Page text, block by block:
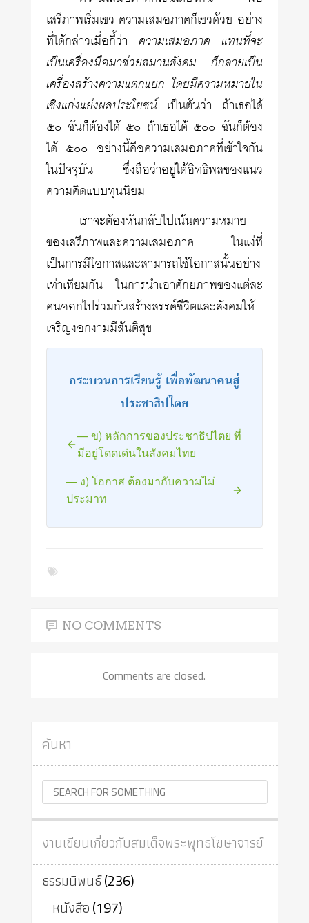
เสรีภาพเริ่มเขว ความเสมอภาคก็เขวด้วย อย่าง
ที่ได้กล่าวเมื่อกี้ว่า ความเสมอภาค แทนที่จะ
เป็นเครื่องมือมาช่วยสมานสังคม ก็กลายเป็น
เครื่องสร้างความแตกแยก โดยมีความหมายใน
เชิงแก่งแย่งผลประโยชน์เป็นต้นว่า ถ้าเธอได้
๕๐ ฉันก็ต้องได้ ๕๐ ถ้าเธอได้ ๕๐๐ ฉันก็ต้อง
ได้ ๕๐๐ อย่างนี้คือความเสมอภาคที่เข้าใจกัน
ในปัจจุบัน ซึ่งถือว่าอยู่ใต้อิทธิพลของแนว
ความคิดแบบทุนนิยม
เราจะต้องหันกลับไปเน้นความหมาย
ของเสรีภาพและความเสมอภาค ในแง่ที่
เป็นการมีโอกาสและสามารถใช้โอกาสนั้นอย่าง
เท่าเทียมกัน ในการนำเอาศักยภาพของแต่ละ
คนออกไปร่วมกันสร้างสรรค์ชีวิตและสังคมให้
เจริญงอกงามมีสันติสุข
กระบวนการเรียนรู้ เพื่อพัฒนาคนสู่
ประชาธิปไตย
— ข) หลักการของประชาธิปไตย ที่
มีอยู่โดดเด่นในสังคมไทย
— ง) โอกาส ต้องมากับความไม่
ประมาท
NO COMMENTS
Comments are closed.
ค้นหา
งานเขียนเกี่ยวกับสมเด็จพระพุทธโฆษาจารย์
ธรรมนิพนธ์(236)
หนังสือ(197)